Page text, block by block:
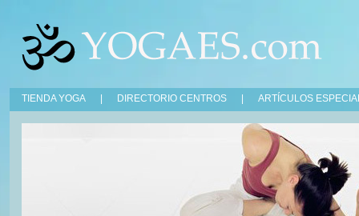
TIENDA YOGA DIRECTORIO CENTROS ARTÍCULOS